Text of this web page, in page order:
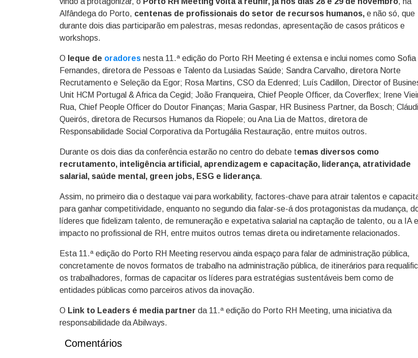
Alfândega do Porto, centenas de profissionais do setor de recursos humanos, e não só, que
durante dois dias participarão em palestras, mesas redondas, apresentação de casos práticos e
workshops.
O leque de oradores nesta 11.ª edição do Porto RH Meeting é extensa e inclui nomes como Sofia
Fernandes, diretora de Pessoas e Talento da Lusiadas Saúde; Sandra Carvalho, diretora Norte
Recrutamento e Seleção da Egor; Rosa Martins, CSO da Edenred; Luís Cadillon, Director of
Unit HCM Portugal & Africa da Cegid; João Franqueira, Chief People Officer, da Coverflex; Irene
Rua, Chief People Officer do Doutor Finanças; Maria Gaspar, HR Business Partner, da Bosch;
Queirós, diretora de Recursos Humanos da Riopele; ou Ana Lia de Mattos, diretora de
Responsabilidade Social Corporativa da Portugália Restauração, entre muitos outros.
Durante os dois dias da conferência estarão no centro do debate temas diversos como
recrutamento, inteligência artificial, aprendizagem e capacitação, liderança, atratividade
salarial, saúde mental, green jobs, ESG e liderança.
Assim, no primeiro dia o destaque vai para workability, factores-chave para atrair talentos e
para ganhar competitividade, enquanto no segundo dia falar-se-á dos protagonistas da mudança,
líderes que fidelizam talento, de remuneração e expetativa salarial na captação de talento, ou a IA
impacto no profissional de RH, entre muitos outros temas direta ou indiretamente relacionados.
Esta 11.ª edição do Porto RH Meeting reservou ainda espaço para falar de administração pública,
concretamente de novos formatos de trabalho na administração pública, de itinerários para
os trabalhadores, formas de capacitar os líderes para estratégias sustentáveis bem como de
entidades públicas como parceiros ativos da inovação.
O Link to Leaders é media partner da 11.ª edição do Porto RH Meeting, uma iniciativa da
responsabilidade da Abilways.
Comentários